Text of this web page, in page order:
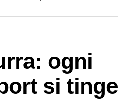
ogni
si tinge